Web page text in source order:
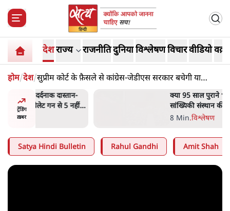
देशराज्य राजनीतिदुनियाविश्लेषणविचारवीडियो
होम/देश/सुप्रीम कोर्ट के फ़ैसले से कांग्रेस-जेडीएस सरकार बचेगी या
गिरेगी?
ट्रेंडिंग
ख़बर
5 नहीं,
क्या 95 साल पुराने भारतीय
सांख्यिकी संस्थान की स्वायत्तता पर
भी अब मंडरा रहा ख़तरा?
Satya Hindi Bulletin Rahul Gandhi Amit Shah